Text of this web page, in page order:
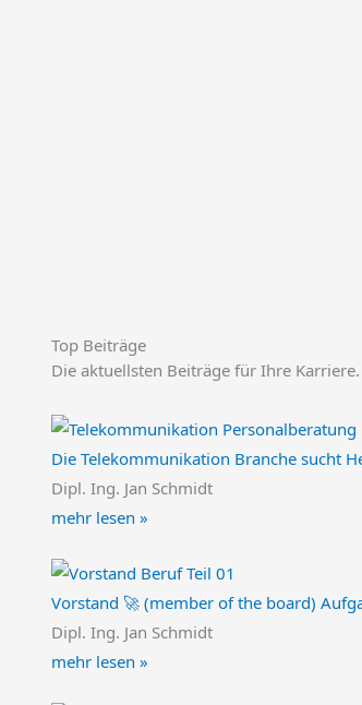
Top Beiträge
Die aktuellsten Beiträge für Ihre
Die Telekommunikation Branche sucht
Dipl. Ing. Jan Schmidt
mehr lesen »
Vorstand 🚀 (member of the board)
Dipl. Ing. Jan Schmidt
mehr lesen »